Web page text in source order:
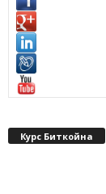
Курс Биткойна